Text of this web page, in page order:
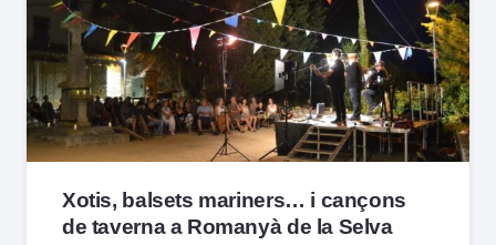
Xotis, balsets mariners… i cançons
de taverna a Romanyà de la Selva